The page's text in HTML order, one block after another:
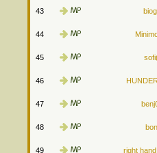
43
44
45
46
47
48
49 right